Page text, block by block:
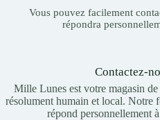
Vous pouvez facilement
répondra
Contactez-
Mille Lunes est votre magasin
résolument humain et local. Notre
répond personnellement